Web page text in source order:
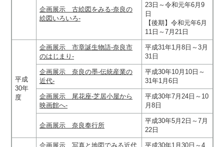
企画展示 古絵図をみる-奈良の
絵図いろいろ-
23日～令和元年6月9
日
【後期】令和元年6月
11日～7月21日
平成
30年
度
企画展示 市章誕生物語‐奈良市
のはじまり‐
平成31年1月8日～3月
31日
企画展示 奈良の墨-伝統産業の
近代-
平成30年10月10日～
31年1月6日
企画展示 尾花座-芝居小屋から
映画館へ-
平成30年7月24日～10
月8日
企画展示 奈良奉行所
平成30年5月2日～7月
22日
企画展示 写真と地図でみる近代 平成30年1月30日～4